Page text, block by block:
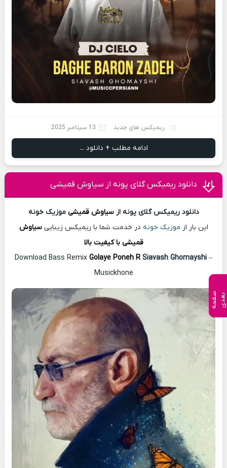
ریمیکس های جدید 13 سپتامبر 2025
ادامه مطلب + دانلود ...
دانلود ریمیکس گلای پونه از سیاوش قمیشی
دانلود ریمیکس گلای پونه ازسیاوش قمیشی موزیک خونه
این بار از موزیک خونه در خدمت شما با ریمیکس زیباییسیاوش
قمیشی با کیفیت بالا
Download Bass Remix Golaye Poneh R Siavash Ghomayshi –
Musickhone
ص
ف
ح
ه ب ع
د ی